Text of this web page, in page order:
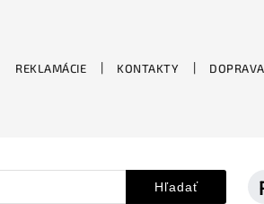
REKLAMÁCIE KONTAKTY DOPRAVA
Hľadať